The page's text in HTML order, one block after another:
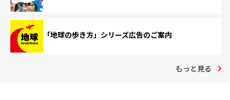
「地球の歩き方」シリーズ広告のご案内
もっと見る